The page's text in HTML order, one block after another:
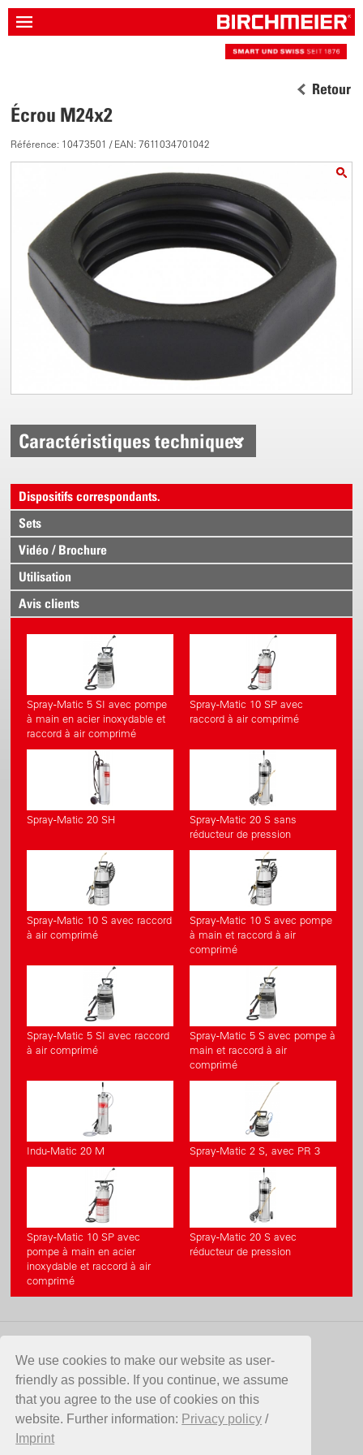
We use cookies to make our website as user-
friendly as possible. If you continue, we assume
that you agree to the use of cookies on this
website. Further information: Privacy policy /
Imprint
Retour
Écrou M24x2
Référence: 10473501 / EAN: 7611034701042
Caractéristiques techniques
Dispositifs correspondants.
Sets
Vidéo / Brochure
Utilisation
Avis clients
Spray-Matic 5 SI avec pompe
à main en acier inoxydable et
raccord à air comprimé
Spray-Matic 10 SP avec
raccord à air comprimé
Spray-Matic 20 SH
Spray-Matic 20 S sans
réducteur de pression
Spray-Matic 10 S avec raccord
à air comprimé
Spray-Matic 10 S avec pompe
à main et raccord à air
comprimé
Spray-Matic 5 SI avec raccord
à air comprimé
Spray-Matic 5 S avec pompe à
main et raccord à air
comprimé
Indu-Matic 20 M Spray-Matic 2 S, avec PR 3
Spray-Matic 10 SP avec
pompe à main en acier
inoxydable et raccord à air
comprimé
Spray-Matic 20 S avec
réducteur de pression
CONTACT
Birchmeier Sprühtechnik AG
Im Stetterfeld 1
5608 Stetten
Suisse